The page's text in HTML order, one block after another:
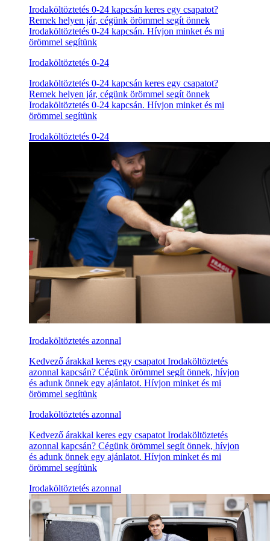
Irodaköltöztetés 0-24 kapcsán keres egy csapatot?
Remek helyen jár, cégünk örömmel segít önnek
Irodaköltöztetés 0-24 kapcsán. Hívjon minket és mi
örömmel segítünk
Irodaköltöztetés 0-24
Irodaköltöztetés 0-24 kapcsán keres egy csapatot?
Remek helyen jár, cégünk örömmel segít önnek
Irodaköltöztetés 0-24 kapcsán. Hívjon minket és mi
örömmel segítünk
Irodaköltöztetés 0-24
Irodaköltöztetés azonnal
Kedvező árakkal keres egy csapatot Irodaköltöztetés
azonnal kapcsán? Cégünk örömmel segít önnek, hívjon
és adunk önnek egy ajánlatot. Hívjon minket és mi
örömmel segítünk
Irodaköltöztetés azonnal
Kedvező árakkal keres egy csapatot Irodaköltöztetés
azonnal kapcsán? Cégünk örömmel segít önnek, hívjon
és adunk önnek egy ajánlatot. Hívjon minket és mi
örömmel segítünk
Irodaköltöztetés azonnal